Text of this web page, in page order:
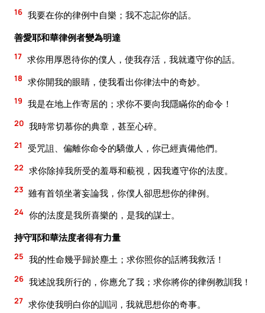
16 我要在你的律例中自樂；我不忘記你的話。
善愛耶和華律例者變為明達
17 求你用厚恩待你的僕人，使我存活，我就遵守你的話。
18 求你開我的眼睛，使我看出你律法中的奇妙。
19 我是在地上作寄居的；求你不要向我隱瞞你的命令！
20 我時常切慕你的典章，甚至心碎。
21 受咒詛、偏離你命令的驕傲人，你已經責備他們。
22 求你除掉我所受的羞辱和藐視，因我遵守你的法度。
23 雖有首領坐著妄論我，你僕人卻思想你的律例。
24 你的法度是我所喜樂的，是我的謀士。
持守耶和華法度者得有力量
25 我的性命幾乎歸於塵土；求你照你的話將我救活！
26 我述說我所行的，你應允了我；求你將你的律例教訓我！
27 求你使我明白你的訓詞，我就思想你的奇事。